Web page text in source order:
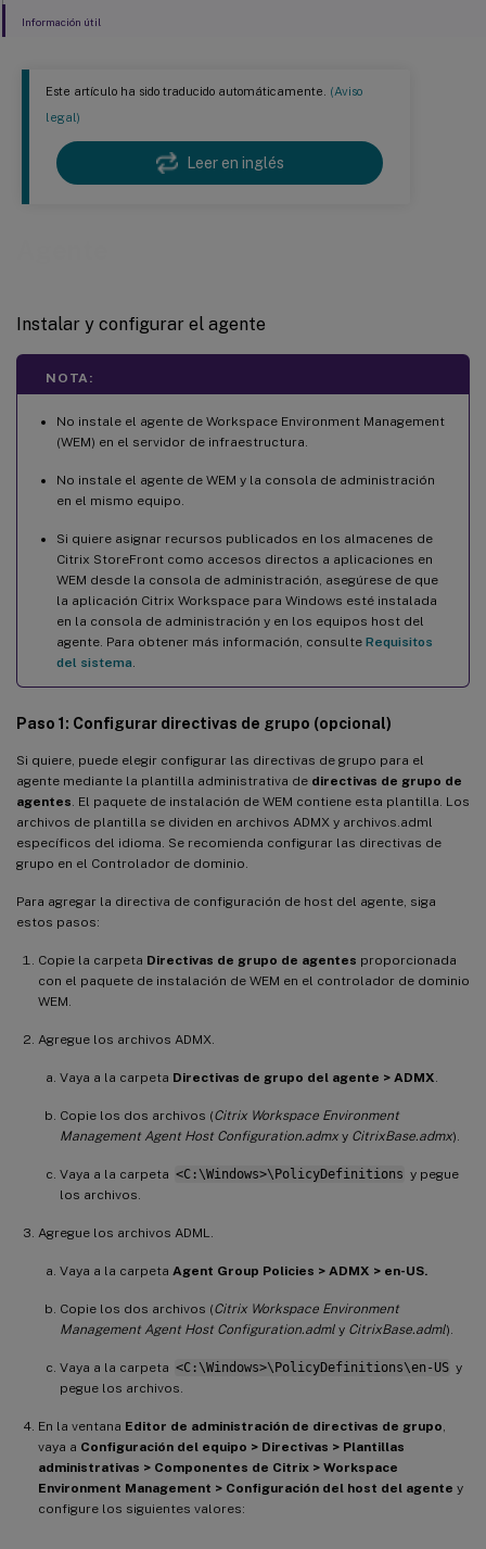
Este artículo ha sido traducido automáticamente. (Aviso
legal)
Leer en inglés
Instalar y configurar el agente
NOTA:
No instale el agente de Workspace Environment Management
(WEM) en el servidor de infraestructura.
No instale el agente de WEM y la consola de administración
en el mismo equipo.
Si quiere asignar recursos publicados en los almacenes de
Citrix StoreFront como accesos directos a aplicaciones en
WEM desde la consola de administración, asegúrese de que
la aplicación Citrix Workspace para Windows esté instalada
en la consola de administración y en los equipos host del
agente. Para obtener más información, consulte Requisitos
del sistema
Paso 1: Configurar directivas de grupo (opcional)
Si quiere, puede elegir configurar las directivas de grupo para el
agente mediante la plantilla administrativa de directivas de grupo de
agentes . El paquete de instalación de WEM contiene esta plantilla. Los
archivos de plantilla se dividen en archivos ADMX y archivos.adml
específicos del idioma. Se recomienda configurar las directivas de
grupo en el Controlador de dominio.
Para agregar la directiva de configuración de host del agente, siga
estos pasos:
Copie la carpeta Directivas de grupo de agentes proporcionada
con el paquete de instalación de WEM en el controlador de dominio
WEM.
Agregue los archivos ADMX.
Vaya a la carpeta Directivas de grupo del agente > ADMX
Copie los dos archivos (Citrix Workspace Environment
Management Agent Host Configuration.admx y CitrixBase.admx).
Vaya a la carpeta <C:\Windows>\PolicyDefinitions y pegue
los archivos.
Agregue los archivos ADML.
Vaya a la carpeta Agent Group Policies > ADMX > en-US.
Copie los dos archivos (Citrix Workspace Environment
Management Agent Host Configuration.adml y CitrixBase.adml).
Vaya a la carpeta <C:\Windows>\PolicyDefinitions\en-US y
pegue los archivos.
En la ventana Editor de administración de directivas de grupo
vaya a Configuración del equipo > Directivas > Plantillas
administrativas > Componentes de Citrix > Workspace
Environment Management > Configuración del host del agente y
configure los siguientes valores:
Información útil